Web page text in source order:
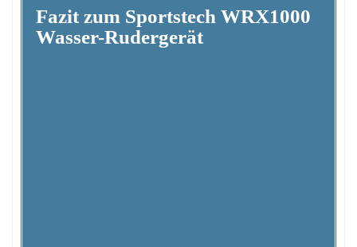
Fazit zum Sportstech WRX1000
Wasser-Rudergerät